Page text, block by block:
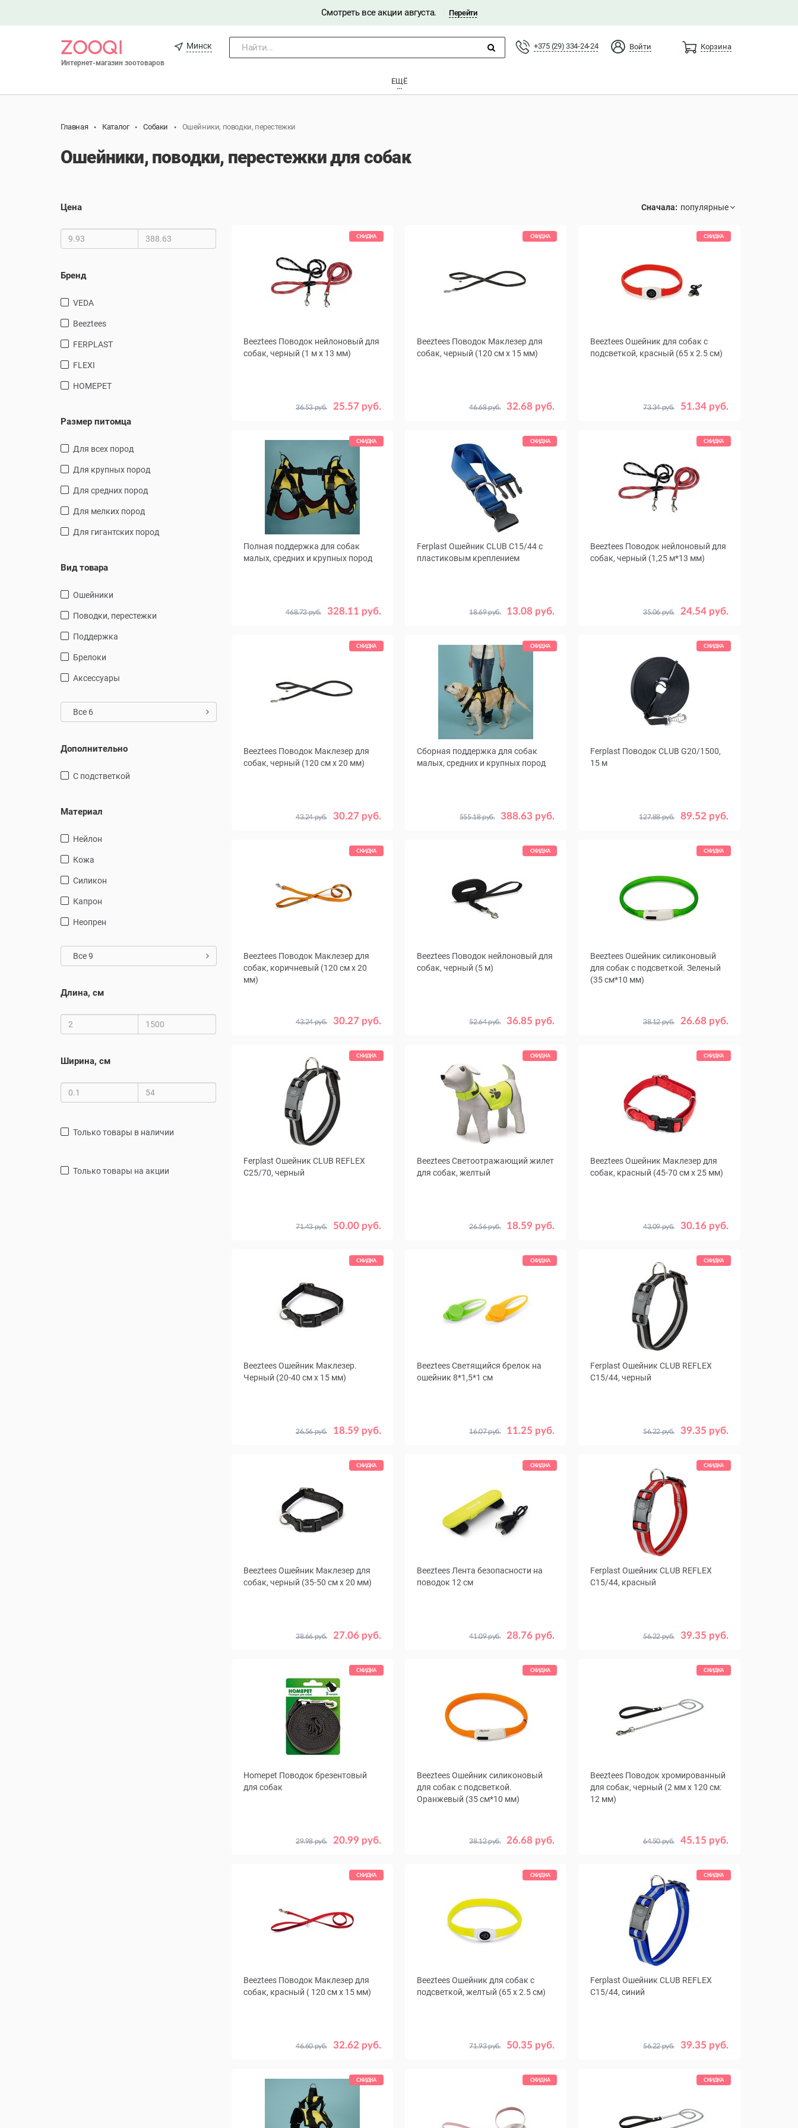
Смотреть все акции августа. Перейти
Интернет-магазин зоотоваров
Минск Найти... +375 (29) 334-24-24 Войти Корзина
ЕЩЁ
Главная Каталог Собаки Ошейники, поводки, перестежки
Ошейники, поводки, перестежки для собак
Цена
Бренд
VEDA
Beeztees
FERPLAST
FLEXI
HOMEPET
Размер питомца
для всех пород
для крупных пород
для средних пород
для мелких пород
для гигантских пород
Вид товара
ошейники
поводки, перестежки
поддержка
Брелоки
Аксессуары
Все 6
Дополнительно
с подстветкой
Материал
нейлон
кожа
Силикон
капрон
неопрен
Все 9
Длина, см
Ширина, см
только товары в наличии
только товары на акции
Сначала:
СКИДКА
Beeztees Поводок нейлоновый для
собак, черный (1 м х 13 мм)
25.57 руб.
36.53 руб.
СКИДКА
Beeztees Поводок Маклезер для
собак, черный (120 см х 15 мм)
32.68 руб.
46.68 руб.
СКИДКА
Beeztees Ошейник для собак с
подсветкой, красный (65 х 2.5 см)
51.34 руб.
73.34 руб.
СКИДКА
Полная поддержка для собак
малых, средних и крупных пород
328.11 руб.
468.73 руб.
1 4 5
СКИДКА
Ferplast Ошейник CLUB C15/44 с
пластиковым креплением
13.08 руб.
18.69 руб.
Черный
Красный
Оранжевый
СКИДКА
Beeztees Поводок нейлоновый для
собак, черный (1,25 м*13 мм)
24.54 руб.
35.06 руб.
СКИДКА
Beeztees Поводок Маклезер для
собак, черный (120 см х 20 мм)
30.27 руб.
43.24 руб.
СКИДКА
Сборная поддержка для собак
малых, средних и крупных пород
388.63 руб.
555.18 руб. 4
СКИДКА
Ferplast Поводок CLUB G20/1500,
15 м
89.52 руб.
127.88 руб. Черный
СКИДКА
Beeztees Поводок Маклезер для
собак, коричневый (120 см х 20
мм)
30.27 руб.
43.24 руб.
СКИДКА
Beeztees Поводок нейлоновый для
собак, черный (5 м)
36.85 руб.
52.64 руб.
СКИДКА
Beeztees Ошейник силиконовый
для собак с подсветкой. Зеленый
(35 см*10 мм)
26.68 руб.
38.12 руб.
СКИДКА
Ferplast Ошейник CLUB REFLEX
C25/70, черный
50.00 руб.
71.43 руб.
СКИДКА
Beeztees Светоотражающий жилет
для собак, желтый
18.59 руб.
26.56 руб.
S M L
СКИДКА
Beeztees Ошейник Маклезер для
собак, красный (45-70 см х 25 мм)
30.16 руб.
43.09 руб.
СКИДКА
Beeztees Ошейник Маклезер.
Черный (20-40 см х 15 мм)
18.59 руб.
26.56 руб.
СКИДКА
Beeztees Светящийся брелок на
ошейник 8*1,5*1 см
11.25 руб.
16.07 руб.
СКИДКА
Ferplast Ошейник CLUB REFLEX
С15/44, черный
39.35 руб.
56.22 руб.
СКИДКА
Beeztees Ошейник Маклезер для
собак, черный (35-50 см х 20 мм)
27.06 руб.
38.66 руб.
СКИДКА
Beeztees Лента безопасности на
поводок 12 см
28.76 руб.
41.09 руб.
СКИДКА
Ferplast Ошейник CLUB REFLEX
C15/44, красный
39.35 руб.
56.22 руб.
СКИДКА
Homepet Поводок брезентовый
для собак
20.99 руб.
29.98 руб. 5 7
СКИДКА
Beeztees Ошейник силиконовый
для собак с подсветкой.
Оранжевый (35 см*10 мм)
26.68 руб.
38.12 руб.
СКИДКА
Beeztees Поводок хромированный
для собак, черный (2 мм х 120 см:
12 мм)
45.15 руб.
64.50 руб.
СКИДКА
Beeztees Поводок Маклезер для
собак, красный ( 120 см х 15 мм)
32.62 руб.
46.60 руб.
СКИДКА
Beeztees Ошейник для собак с
подсветкой, желтый (65 х 2.5 см)
50.35 руб.
71.93 руб.
СКИДКА
Ferplast Ошейник CLUB REFLEX
C15/44, синий
39.35 руб.
56.22 руб.
СКИДКА СКИДКА СКИДКА